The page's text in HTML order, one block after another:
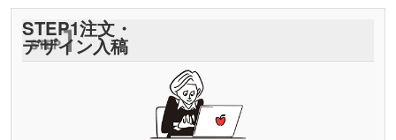
STEP1注文・
デザイン入稿